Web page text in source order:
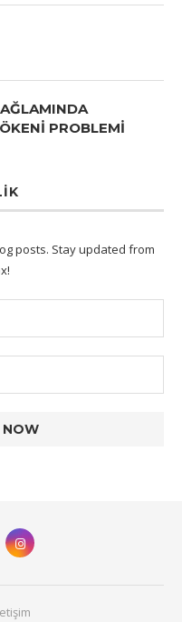
PROBLEMİ
posts. Stay updated from